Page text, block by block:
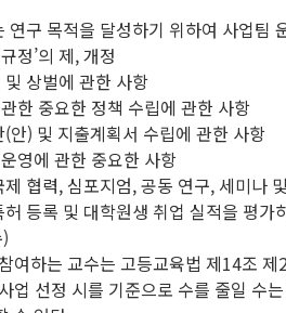
구 목적을 달성하기 위하여 사업팀
정’의 제, 개정
및 상벌에 관한 사항
한 중요한 정책 수립에 관한 사항
(안) 및 지출계획서 수립에 관한 사항
영에 관한 중요한 사항
협력, 심포지엄, 공동 연구, 세미나
등록 및 대학원생 취업 실적을 평
여하는 교수는 고등교육법 제14조 제
선정 시를 기준으로 수를 줄일 수